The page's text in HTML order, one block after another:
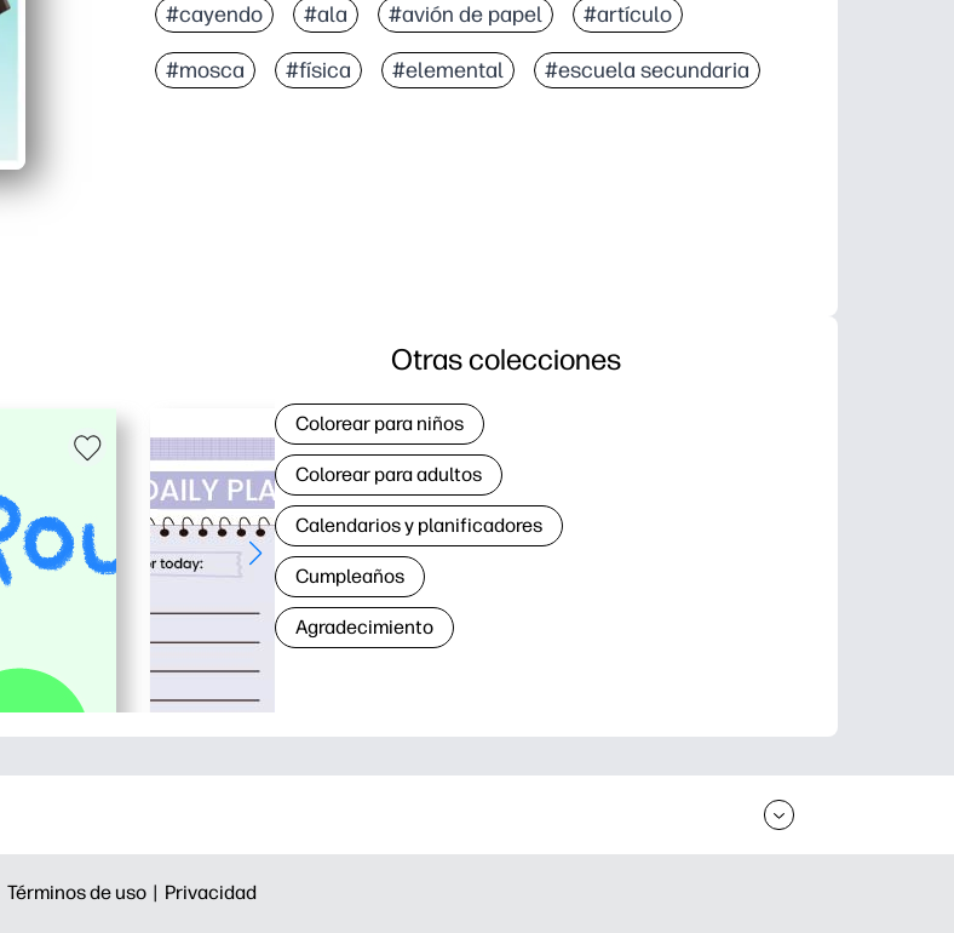
#cayendo #ala #avión de papel #artículo
#mosca #física #elemental #escuela secundaria
Otras colecciones
Colorear para niños
Colorear para adultos
Calendarios y planificadores
Cumpleaños
Agradecimiento
Términos de uso | Privacidad